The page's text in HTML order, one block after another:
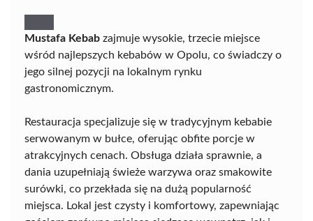
Mustafa Kebab zajmuje wysokie, trzecie miejsce
wśród najlepszych kebabów w Opolu, co świadczy o
jego silnej pozycji na lokalnym rynku
gastronomicznym.
Restauracja specjalizuje się w tradycyjnym kebabie
serwowanym w bułce, oferując obfite porcje w
atrakcyjnych cenach. Obsługa działa sprawnie, a
dania uzupełniają świeże warzywa oraz smakowite
surówki, co przekłada się na dużą popularność
miejsca. Lokal jest czysty i komfortowy, zapewniając